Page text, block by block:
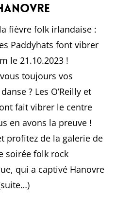
Hanovre
fièvre folk irlandaise :
Paddyhats font vibrer
le 21.10.2023 !
toujours vos
? Les O’Reilly et
fait vibrer le centre
en avons la preuve !
profitez de la galerie de
soirée folk rock
qui a captivé Hanovre